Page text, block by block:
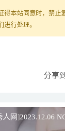
本站同意时，禁止
进行处理。
分享
人网]2023.12.06